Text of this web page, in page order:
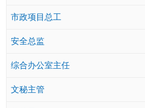
市政项目总工
安全总监
综合办公室主任
文秘主管